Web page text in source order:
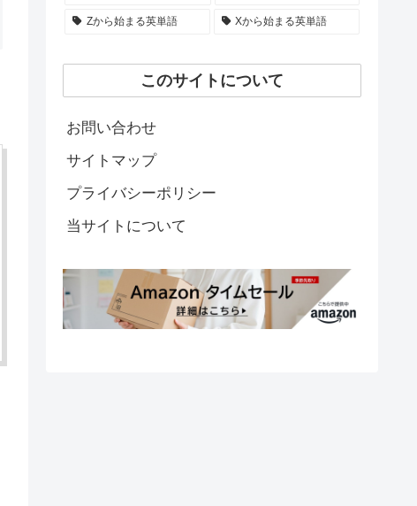
Zから始まる英単語 Xから始まる英単語
このサイトについて
お問い合わせ
サイトマップ
プライバシーポリシー
当サイトについて